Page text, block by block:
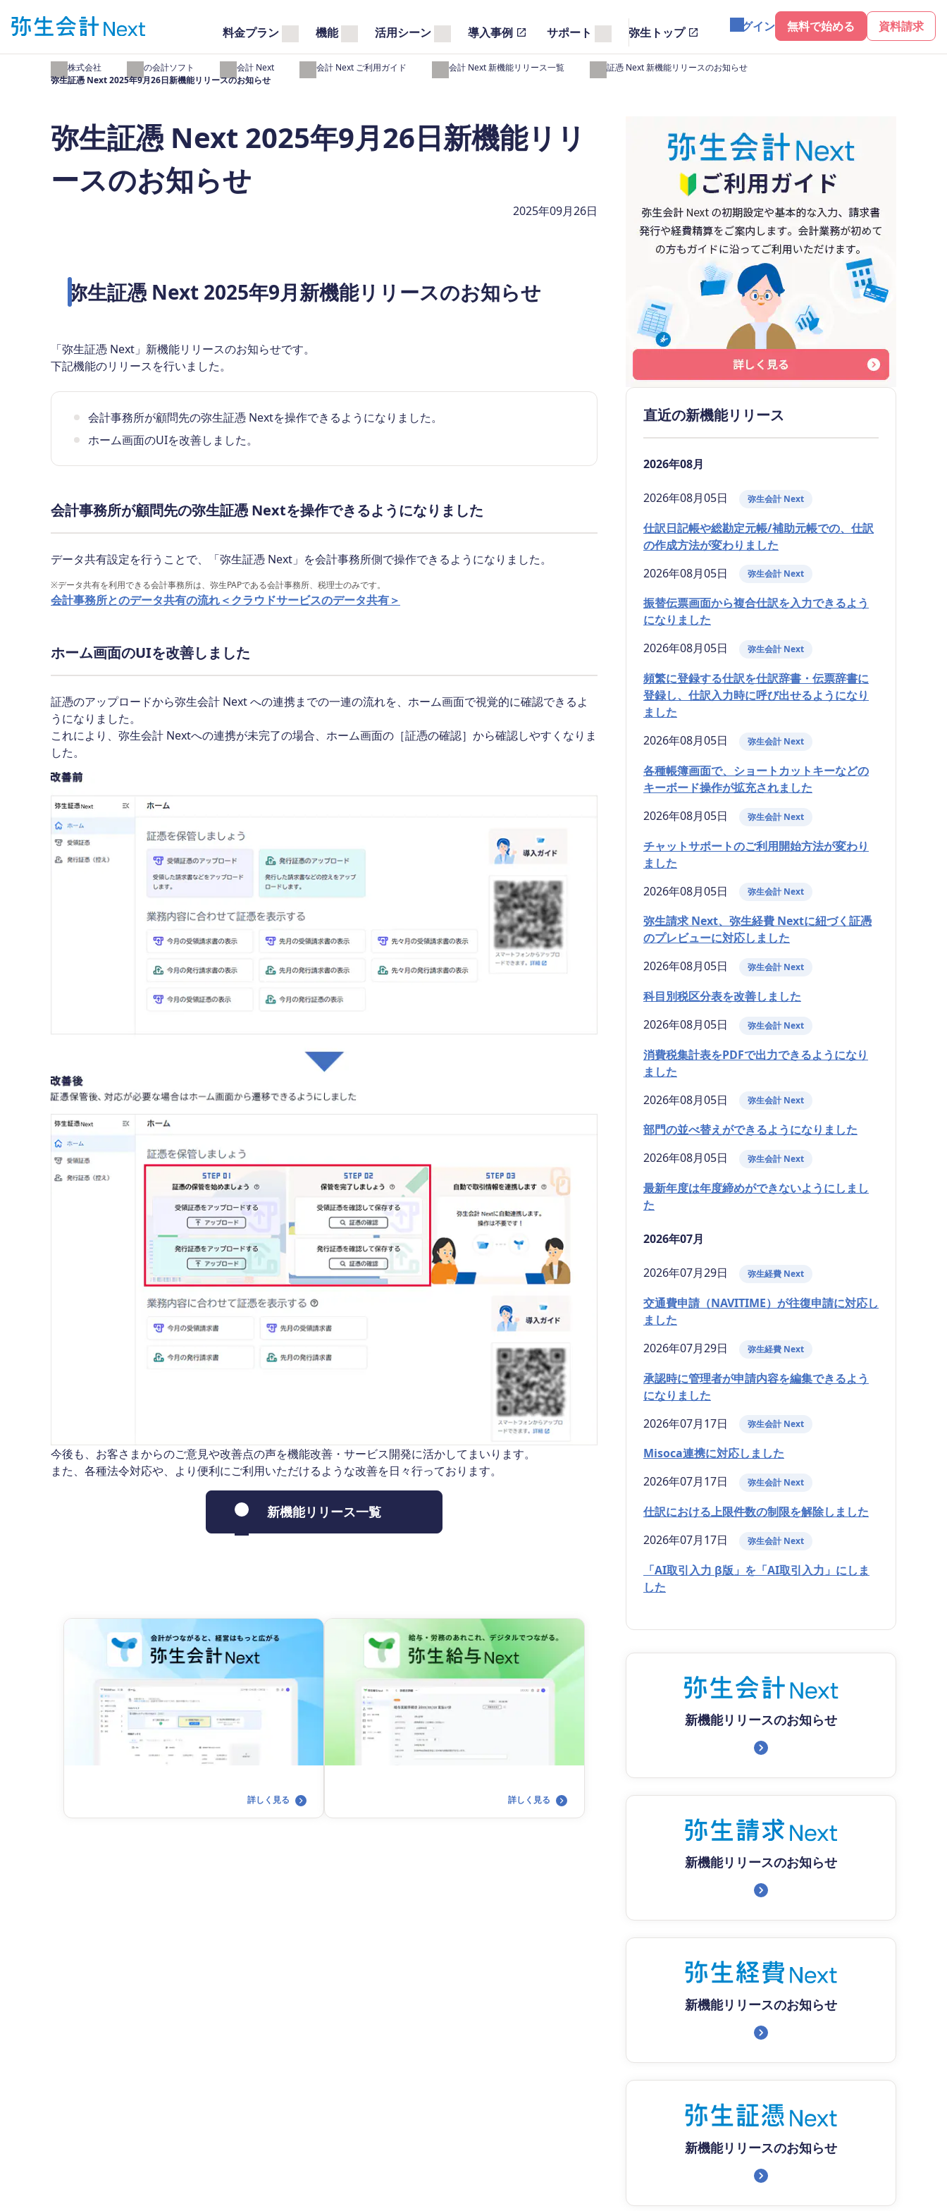
料金プラン 機能 活用シーン 導入事例 サポート 弥生トップ ログイン 無料で始める 資料請求
弥生株式会社 弥生の会計ソフト 弥生会計 Next 弥生会計 Next ご利用ガイド 弥生会計 Next 新機能リリース一覧
弥生証憑 Next 新機能リリースのお知らせ
弥生証憑 Next 2025年9月26日新機能リリースのお知らせ
弥生証憑 Next 2025年9月26日新機能リリ
ースのお知らせ
2025年09月26日
弥生証憑 Next 2025年9月新機能リリースのお知らせ
「弥生証憑 Next」新機能リリースのお知らせです。
下記機能のリリースを行いました。
会計事務所が顧問先の弥生証憑 Nextを操作できるようになりました。
ホーム画面のUIを改善しました。
会計事務所が顧問先の弥生証憑 Nextを操作できるようになりました
データ共有設定を行うことで、「弥生証憑 Next」を会計事務所側で操作できるようになりました。
※データ共有を利用できる会計事務所は、弥生PAPである会計事務所、税理士のみです。
会計事務所とのデータ共有の流れ＜クラウドサービスのデータ共有＞
ホーム画面のUIを改善しました
証憑のアップロードから弥生会計 Next への連携までの一連の流れを、ホーム画面で視覚的に確認できるよ
うになりました。
これにより、弥生会計 Nextへの連携が未完了の場合、ホーム画面の［証憑の確認］から確認しやすくなりま
した。
今後も、お客さまからのご意見や改善点の声を機能改善・サービス開発に活かしてまいります。
また、各種法令対応や、より便利にご利用いただけるような改善を日々行っております。
新機能リリース一覧
詳しく見る 詳しく見る
直近の新機能リリース
2026年08月
2026年08月05日 弥生会計 Next
仕訳日記帳や総勘定元帳/補助元帳での、仕訳
の作成方法が変わりました
2026年08月05日
弥生会計 Next
振替伝票画面から複合仕訳を入力できるよう
になりました
2026年08月05日
弥生会計 Next
頻繁に登録する仕訳を仕訳辞書・伝票辞書に
登録し、仕訳入力時に呼び出せるようになり
ました
2026年08月05日
弥生会計 Next
各種帳簿画面で、ショートカットキーなどの
キーボード操作が拡充されました
2026年08月05日
弥生会計 Next
チャットサポートのご利用開始方法が変わり
ました
2026年08月05日
弥生会計 Next
弥生請求 Next、弥生経費 Nextに紐づく証憑
のプレビューに対応しました
2026年08月05日
弥生会計 Next
科目別税区分表を改善しました
2026年08月05日
弥生会計 Next
消費税集計表をPDFで出力できるようになり
ました
2026年08月05日
弥生会計 Next
部門の並べ替えができるようになりました
2026年08月05日
弥生会計 Next
最新年度は年度締めができないようにしまし
た
2026年07月
2026年07月29日 弥生経費 Next
交通費申請（NAVITIME）が往復申請に対応し
ました
2026年07月29日
弥生経費 Next
承認時に管理者が申請内容を編集できるよう
になりました
2026年07月17日
弥生会計 Next
Misoca連携に対応しました
2026年07月17日
弥生会計 Next
仕訳における上限件数の制限を解除しました
2026年07月17日
弥生会計 Next
「AI取引入力 β版」を「AI取引入力」にしま
した
新機能リリースのお知らせ
新機能リリースのお知らせ
新機能リリースのお知らせ
新機能リリースのお知らせ